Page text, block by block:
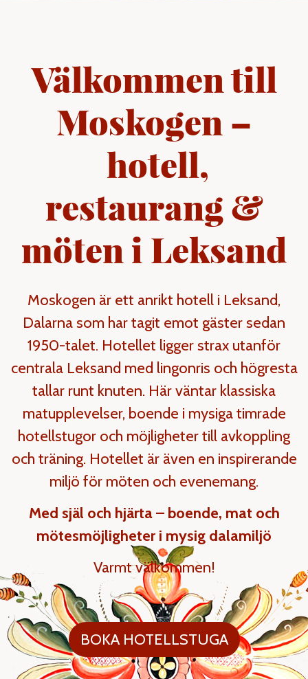
Välkommen till
Moskogen –
hotell,
restaurang &
möten i Leksand
Moskogen är ett anrikt hotell i Leksand,
Dalarna som har tagit emot gäster sedan
1950-talet. Hotellet ligger strax utanför
centrala Leksand med lingonris och högresta
tallar runt knuten. Här väntar klassiska
matupplevelser, boende i mysiga timrade
hotellstugor och möjligheter till avkoppling
och träning. Hotellet är även en inspirerande
miljö för möten och evenemang.
Med själ och hjärta – boende, mat och
mötesmöjligheter i mysig dalamiljö
Varmt välkommen!
BOKA HOTELLSTUGA